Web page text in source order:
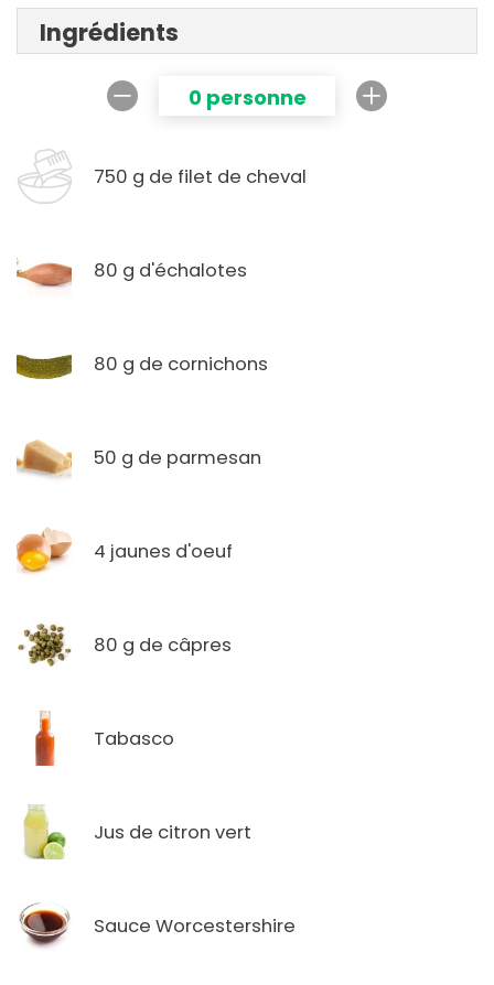
Ingrédients
0 personne
750 g de filet de cheval
80 g d'échalotes
80 g de cornichons
50 g de parmesan
4 jaunes d'oeuf
80 g de câpres
Tabasco
Jus de citron vert
Sauce Worcestershire